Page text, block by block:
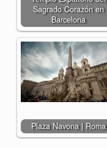
Sagrado Corazón en
Barcelona
Plaza Navona | Roma